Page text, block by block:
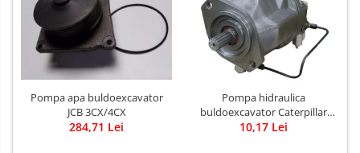
Pompa apa buldoexcavator
JCB 3CX/4CX
284,71 Lei
Pompa hidraulica
buldoexcavator Caterpillar
428B
10,17 Lei